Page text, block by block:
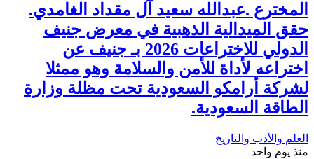
المخترع .عبدالله سعيد آل مقداد الغامدي.
حقق الميدالية الذهبية في معرض جنيف
الدولي للاختراعات 2026 بـ جنيف عن
اختراعه لأداة للأمن والسلامة وهو ممثلا
لشركة أرامكو السعودية تحت مظلة وزارة
الطاقة السعودية.
العلم والأدب والتاريخ
منذ يوم واحد